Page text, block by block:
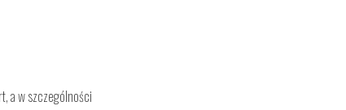
a w szczególności